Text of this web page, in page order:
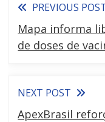
PREVIOUS
Mapa informa
de doses de
NEXT POST
ApexBrasil